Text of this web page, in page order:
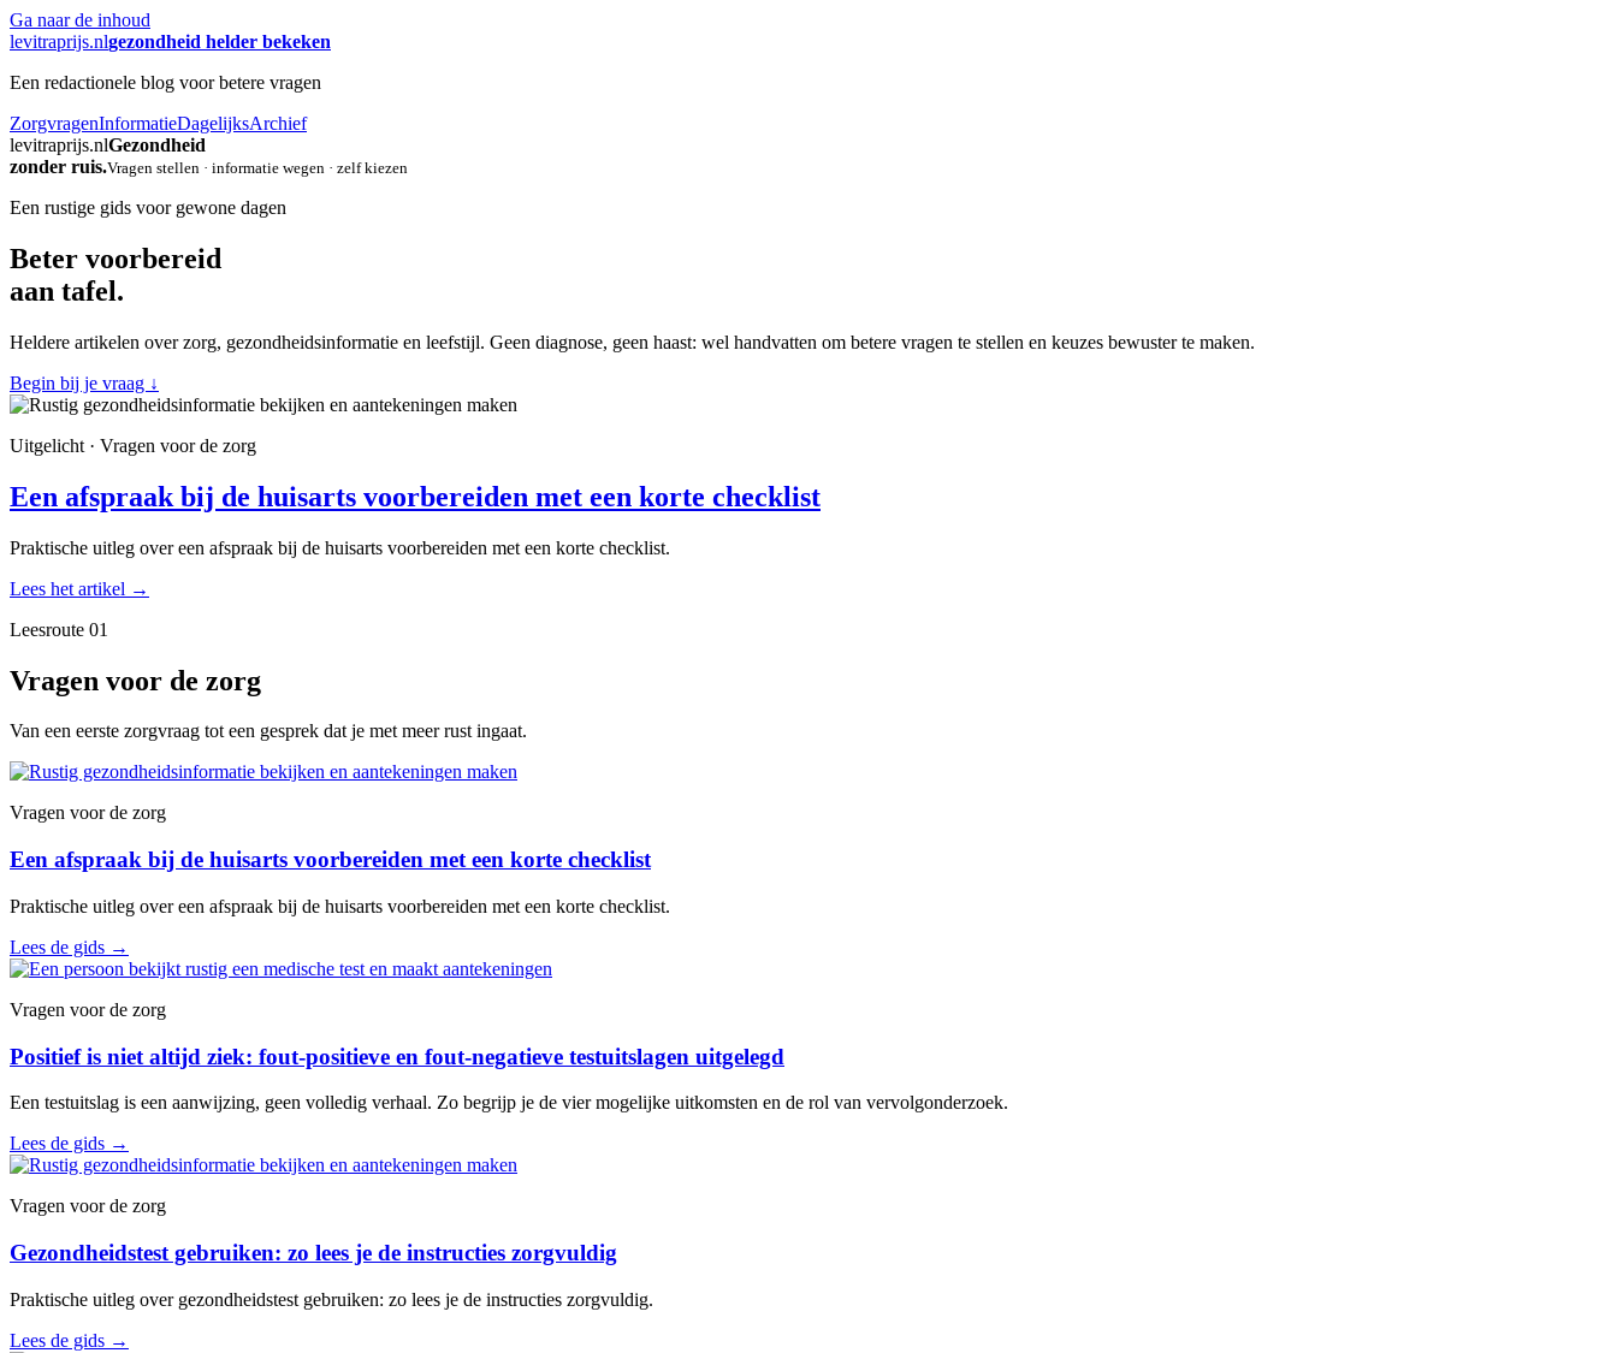
Ga naar de inhoud
levitraprijs.nlgezondheid helder bekeken
Een redactionele blog voor betere vragen
ZorgvragenInformatieDagelijksArchief
levitraprijs.nlGezondheid
zonder ruis.Vragen stellen · informatie wegen · zelf kiezen
Een rustige gids voor gewone dagen
Beter voorbereid
aan tafel.
Heldere artikelen over zorg, gezondheidsinformatie en leefstijl. Geen diagnose, geen haast: wel handvatten om betere vragen te stellen en keuzes bewuster te maken.
Begin bij je vraag ↓
Uitgelicht · Vragen voor de zorg
Een afspraak bij de huisarts voorbereiden met een korte checklist
Praktische uitleg over een afspraak bij de huisarts voorbereiden met een korte checklist.
Lees het artikel →
Leesroute 01
Vragen voor de zorg
Van een eerste zorgvraag tot een gesprek dat je met meer rust ingaat.
Vragen voor de zorg
Een afspraak bij de huisarts voorbereiden met een korte checklist
Praktische uitleg over een afspraak bij de huisarts voorbereiden met een korte checklist.
Lees de gids →
Vragen voor de zorg
Positief is niet altijd ziek: fout-positieve en fout-negatieve testuitslagen uitgelegd
Een testuitslag is een aanwijzing, geen volledig verhaal. Zo begrijp je de vier mogelijke uitkomsten en de rol van vervolgonderzoek.
Lees de gids →
Vragen voor de zorg
Gezondheidstest gebruiken: zo lees je de instructies zorgvuldig
Praktische uitleg over gezondheidstest gebruiken: zo lees je de instructies zorgvuldig.
Lees de gids →